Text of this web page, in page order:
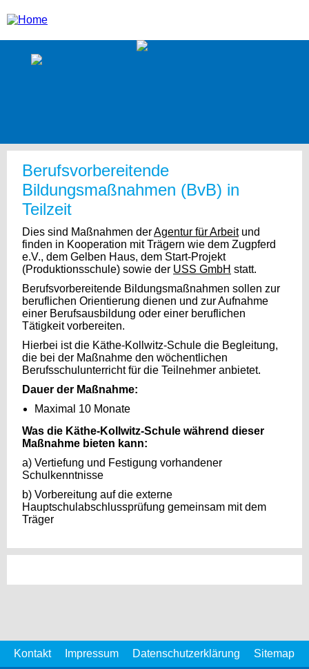
Berufsvorbereitende
Bildungsmaßnahmen (BvB) in
Teilzeit
Dies sind Maßnahmen derAgentur für Arbeitund
finden in Kooperation mit Trägern wie dem Zugpferd
e.V.​, dem Gelben Haus, dem Start-Projekt
(Produktionsschule) sowie der USS GmbH statt.
Berufsvorbereitende Bildungsmaßnahmen sollen zur
beruflichen Orientierung dienen und zur Aufnahme
einer Berufsausbildung oder einer beruflichen
Tätigkeit vorbereiten.
Hierbei ist die Käthe-Kollwitz-Schule die Begleitung,
die bei der Maßnahme den wöchentlichen
Berufsschulunterricht für die Teilnehmer anbietet.
Dauer der Maßnahme:
Maximal 10 Monate
Was die Käthe-Kollwitz-Schule während dieser
Maßnahme bieten kann:
a) Vertiefung und Festigung vorhandener
Schulkenntnisse
b) Vorbereitung auf die externe
Hauptschulabschlussprüfung gemeinsam mit dem
Träger
Kontakt Impressum Datenschutzerklärung Sitemap